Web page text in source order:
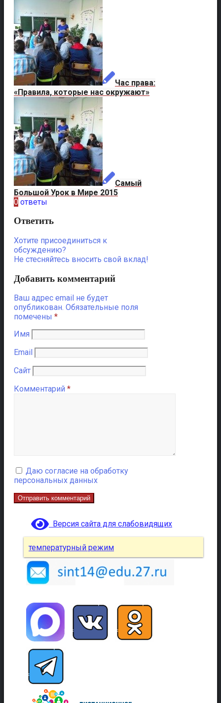
Час права:
«Правила, которые нас окружают»
Самый
Большой Урок в Мире 2015
0 ответы
Ответить
Хотите присоединиться к
обсуждению?
Не стесняйтесь вносить свой вклад!
Добавить комментарий
Ваш адрес email не будет
опубликован. Обязательные поля
помечены *
Имя
Email
Сайт
Комментарий *
Даю согласие на обработку
персональных данных
Версия сайта для слабовидящих
температурный режим